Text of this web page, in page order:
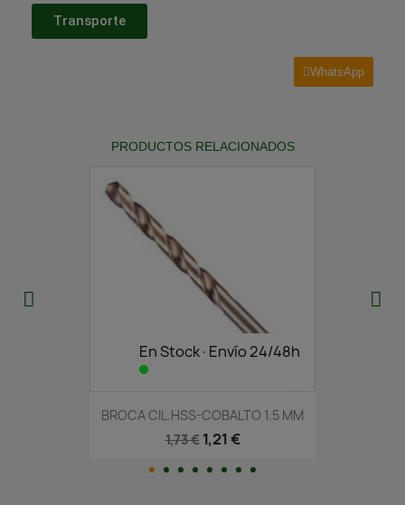
Transporte
WhatsApp
PRODUCTOS RELACIONADOS
En Stock·Envío 24/48h
BROCA CIL.HSS-COBALTO 1.5 MM
1,73 € 1,21 €